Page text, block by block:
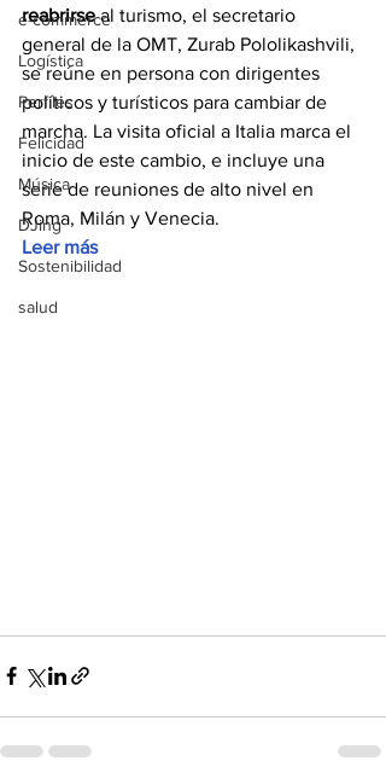
e-commerce
Logística
Perfiles
Felicidad
Música
DJing
Sostenibilidad
salud
reabrirse al turismo, el secretario
general de la OMT, Zurab Pololikashvili,
se reúne en persona con dirigentes
políticos y turísticos para cambiar de
marcha. La visita oficial a Italia marca el
inicio de este cambio, e incluye una
serie de reuniones de alto nivel en
Roma, Milán y Venecia.
Leer más